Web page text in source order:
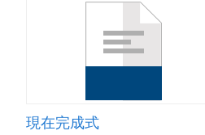
現在完成式